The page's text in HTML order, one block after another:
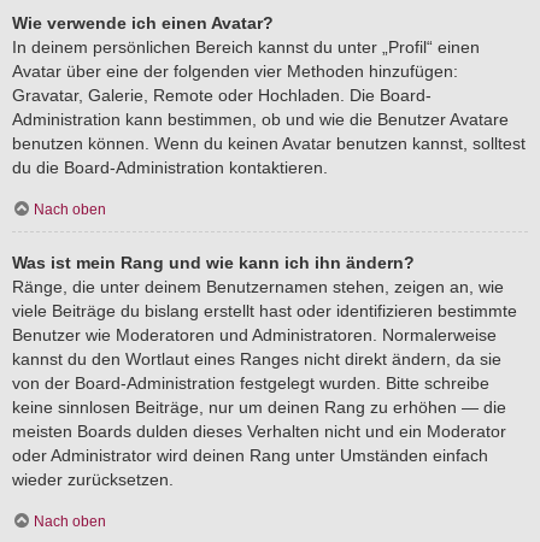
Wie verwende ich einen Avatar?
In deinem persönlichen Bereich kannst du unter „Profil“ einen
Avatar über eine der folgenden vier Methoden hinzufügen:
Gravatar, Galerie, Remote oder Hochladen. Die Board-
Administration kann bestimmen, ob und wie die Benutzer Avatare
benutzen können. Wenn du keinen Avatar benutzen kannst, solltest
du die Board-Administration kontaktieren.
Nach oben
Was ist mein Rang und wie kann ich ihn ändern?
Ränge, die unter deinem Benutzernamen stehen, zeigen an, wie
viele Beiträge du bislang erstellt hast oder identifizieren bestimmte
Benutzer wie Moderatoren und Administratoren. Normalerweise
kannst du den Wortlaut eines Ranges nicht direkt ändern, da sie
von der Board-Administration festgelegt wurden. Bitte schreibe
keine sinnlosen Beiträge, nur um deinen Rang zu erhöhen — die
meisten Boards dulden dieses Verhalten nicht und ein Moderator
oder Administrator wird deinen Rang unter Umständen einfach
wieder zurücksetzen.
Nach oben